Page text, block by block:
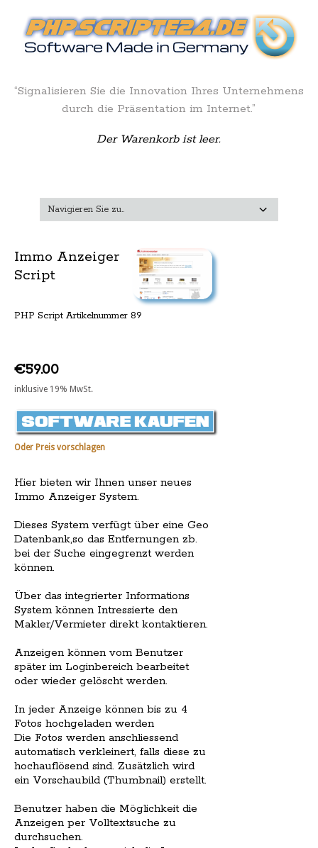
“Signalisieren Sie die Innovation Ihres Unternehmens
durch die Präsentation im Internet.”
Der Warenkorb ist leer.
Immo Anzeiger
Script
PHP Script Artikelnummer 89
€59.00
inklusive 19% MwSt.
Oder Preis vorschlagen
Hier bieten wir Ihnen unser neues
Immo Anzeiger System.
Dieses System verfügt über eine Geo
Datenbank,so das Entfernungen zb.
bei der Suche eingegrenzt werden
können.
Über das integrierter Informations
System können Intressierte den
Makler/Vermieter direkt kontaktieren.
Anzeigen können vom Benutzer
später im Loginbereich bearbeitet
oder wieder gelöscht werden.
In jeder Anzeige können bis zu 4
Fotos hochgeladen werden
Die Fotos werden anschliessend
automatisch verkleinert, falls diese zu
hochauflösend sind. Zusätzlich wird
ein Vorschaubild (Thumbnail) erstellt.
Benutzer haben die Möglichkeit die
Anzeigen per Volltextsuche zu
durchsuchen.